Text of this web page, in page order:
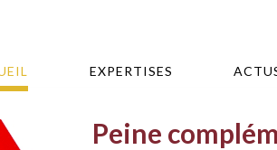
EXPERTISES
Peine